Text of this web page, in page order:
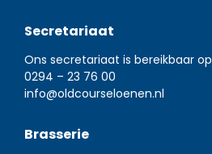
Secretariaat
Ons secretariaat is bereikbaar op
0294 – 23 76 00
info@oldcourseloenen.nl
Brasserie